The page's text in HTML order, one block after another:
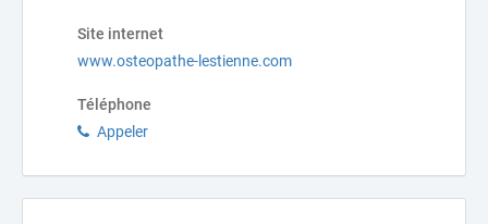
Site internet
www.osteopathe-lestienne.com
Téléphone
Appeler